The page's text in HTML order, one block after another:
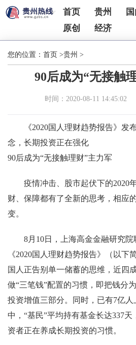
首页 贵州
原创
经济
您的位置： 首页 >贵州 >
90后成为“无接触
时间：2020-08-11 14:45:02
《2020国人理财趋势报告》发
念，长期投资正在强化
90后成为“无接触理财”主力军
疫情冲击、股市起伏下的2020
财、保障都有了全新的思考，相应
变。
8月10日，上海高金金融研究
《2020国人理财趋势报告》（以下
国人正告别单一储蓄的思维，近四
做“三笔钱”配置的习惯，即把钱分
投资增值三部分。同时，已有7亿
中，“基民”平均持有基金长达337
资者正在养成长期投资的习惯。